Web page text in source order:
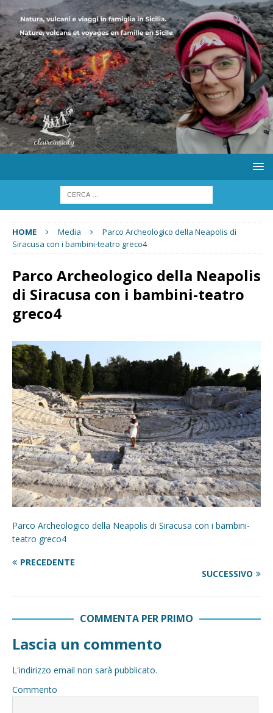
HOME Media
Parco Archeologico della Neapolis di
Siracusa con i bambini-teatro greco4
Parco Archeologico della Neapolis
di Siracusa con i bambini-teatro
greco4
Parco Archeologico della Neapolis di Siracusa con i bambini-
teatro greco4
PRECEDENTE
SUCCESSIVO
COMMENTA PER PRIMO
Lascia un commento
L'indirizzo email non sarà pubblicato.
Commento